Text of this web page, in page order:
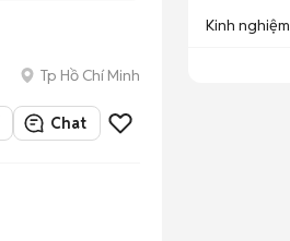
Tp Hồ Chí Minh
Chat
Kinh nghiệm